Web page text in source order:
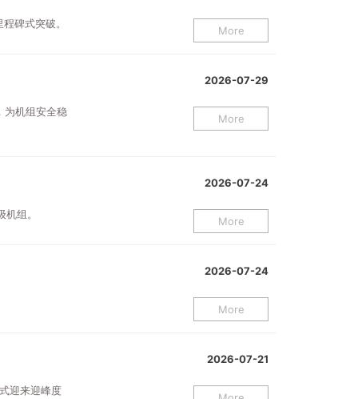
碑式突破。
More
为机组安全稳
2026-07-29
More
组。
2026-07-24
More
2026-07-24
More
迎来迎峰度
2026-07-21